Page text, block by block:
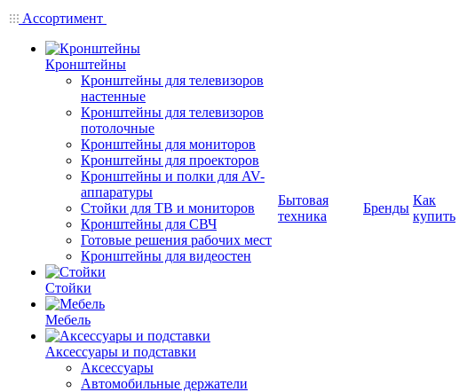
Ассортимент
Кронштейны
Кронштейны для телевизоров
настенные
Кронштейны для телевизоров
потолочные
Кронштейны для мониторов
Кронштейны для проекторов
Кронштейны и полки для AV-
аппаратуры
Стойки для ТВ и мониторов
Кронштейны для СВЧ
Готовые решения рабочих мест
Кронштейны для видеостен
Стойки
Мебель
Аксессуары и подставки
Аксессуары
Автомобильные держатели
Бытовая
техника
Бренды
Как
купить